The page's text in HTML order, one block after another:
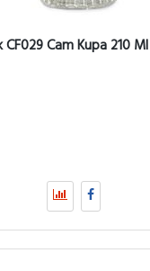
CF029 Cam Kupa 210 Ml